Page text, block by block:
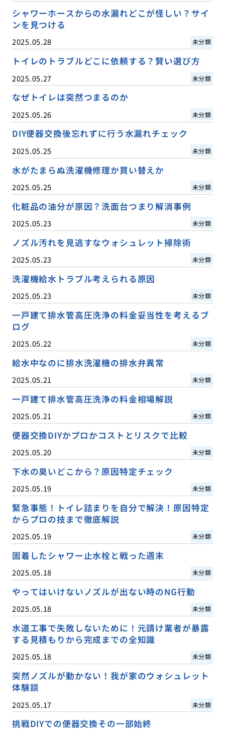
シャワーホースからの水漏れどこが怪しい？サイ
ンを見つける
2025.05.28 未分類
トイレのトラブルどこに依頼する？賢い選び方
2025.05.27 未分類
なぜトイレは突然つまるのか
2025.05.26 未分類
DIY便器交換後忘れずに行う水漏れチェック
2025.05.25 未分類
水がたまらぬ洗濯機修理か買い替えか
2025.05.25 未分類
化粧品の油分が原因？洗面台つまり解消事例
2025.05.23 未分類
ノズル汚れを見逃すなウォシュレット掃除術
2025.05.23 未分類
洗濯機給水トラブル考えられる原因
2025.05.23 未分類
一戸建て排水管高圧洗浄の料金妥当性を考えるブ
ログ
2025.05.22 未分類
給水中なのに排水洗濯機の排水弁異常
2025.05.21 未分類
一戸建て排水管高圧洗浄の料金相場解説
2025.05.21 未分類
便器交換DIYかプロかコストとリスクで比較
2025.05.20 未分類
下水の臭いどこから？原因特定チェック
2025.05.19 未分類
緊急事態！トイレ詰まりを自分で解決！原因特定
からプロの技まで徹底解説
2025.05.19 未分類
固着したシャワー止水栓と戦った週末
2025.05.18 未分類
やってはいけないノズルが出ない時のNG行動
2025.05.18 未分類
水道工事で失敗しないために！元請け業者が暴露
する見積もりから完成までの全知識
2025.05.18 未分類
突然ノズルが動かない！我が家のウォシュレット
体験談
2025.05.17 未分類
挑戦DIYでの便器交換その一部始終